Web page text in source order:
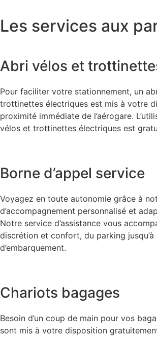
Les services aux
Abri vélos et
Pour faciliter votre stationnement, un
trottinettes électriques est mis à votre
proximité immédiate de l’aérogare.
vélos et trottinettes électriques est
Borne d’appel service
Voyagez en toute autonomie grâce à
d’accompagnement personnalisé et
Notre service d’assistance vous
discrétion et confort, du parking
d’embarquement.
Chariots bagages
Besoin d’un coup de main pour vos
sont mis à votre disposition